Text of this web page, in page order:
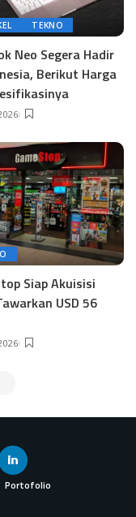
TEKNO
Neo Segera Hadir
Berikut Harga
Siap Akuisisi
USD 56
Portofolio